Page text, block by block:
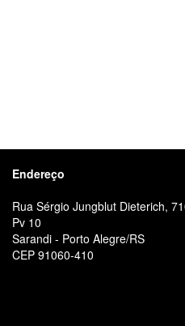
Endereço
Rua Sérgio Jungblut Dieterich,
Pv 10
Sarandi - Porto Alegre/RS
CEP 91060-410